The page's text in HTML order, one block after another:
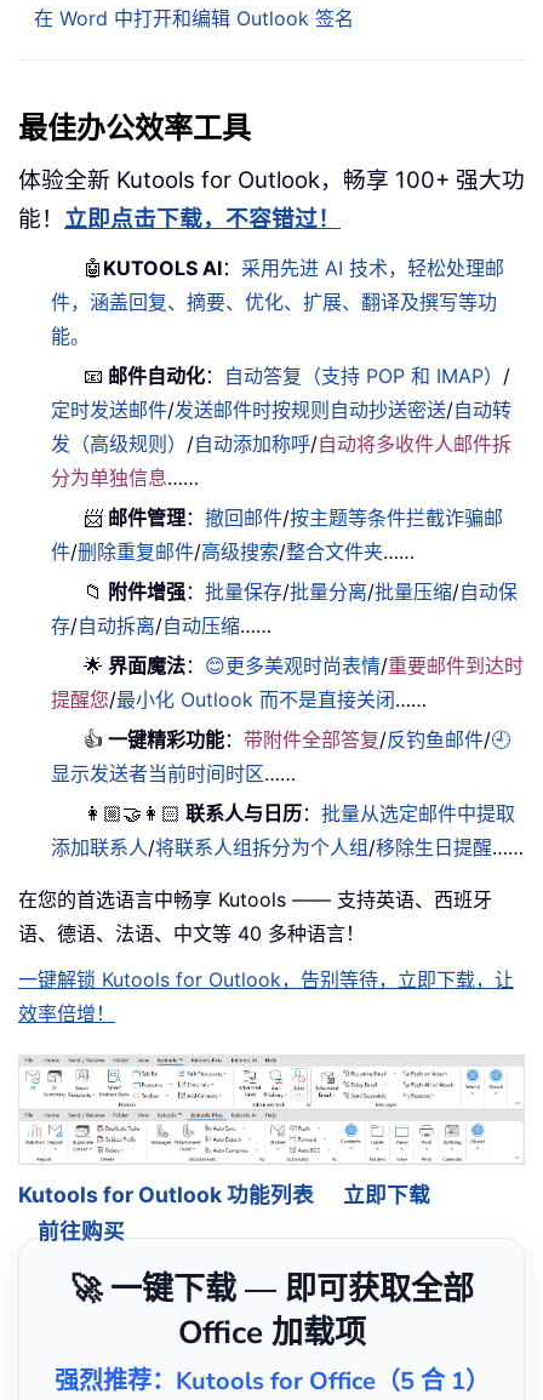
在 Word 中打开和编辑 Outlook 签名
最佳办公效率工具
体验全新 Kutools for Outlook，畅享 100+ 强大功
能！ 立即点击下载，不容错过！
🤖 KUTOOLS AI： 采用先进 AI 技术，轻松处理邮
件，涵盖回复、摘要、优化、扩展、翻译及撰写等功
能。
📧 邮件自动化： 自动答复（支持 POP 和 IMAP） /
定时发送邮件/发送邮件时按规则自动抄送密送/自动转
发（高级规则） /自动添加称呼/自动将多收件人邮件拆
分为单独信息……
📨 邮件管理：撤回邮件/按主题等条件拦截诈骗邮
件/删除重复邮件/高级搜索/整合文件夹……
📁 附件增强：批量保存/批量分离/批量压缩/自动保
存/自动拆离/自动压缩……
🌟 界面魔法： 😊更多美观时尚表情/重要邮件到达时
提醒您/最小化 Outlook 而不是直接关闭……
👍 一键精彩功能：带附件全部答复/反钓鱼邮件/🕘
显示发送者当前时间时区……
👩🏼‍🤝‍👩🏻 联系人与日历：批量从选定邮件中提取
添加联系人/将联系人组拆分为个人组 /移除生日提醒……
在您的首选语言中畅享 Kutools —— 支持英语、西班牙
语、德语、法语、中文等 40 多种语言！
一键解锁 Kutools for Outlook，告别等待，立即下载，让
效率倍增！
Kutools for Outlook 功能列表
立即下载
前往购买
🚀 一键下载 — 即可获取全部
Office 加载项
强烈推荐：Kutools for Office（5 合 1）